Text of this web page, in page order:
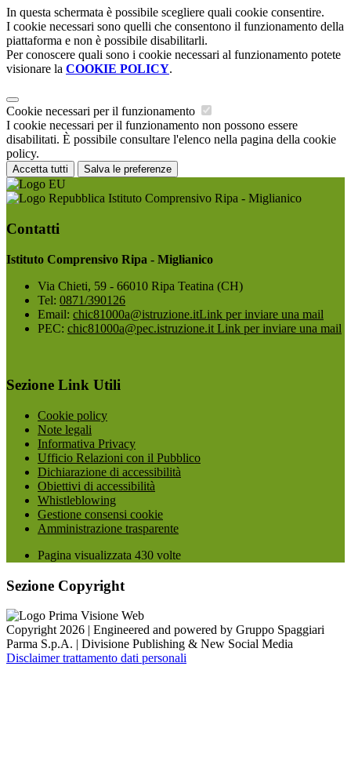
In questa schermata è possibile scegliere quali cookie consentire.
I cookie necessari sono quelli che consentono il funzionamento della
piattaforma e non è possibile disabilitarli.
Per conoscere quali sono i cookie necessari al funzionamento potete
visionare la COOKIE POLICY.
Cookie necessari per il funzionamento
I cookie necessari per il funzionamento non possono essere
disabilitati. È possibile consultare l'elenco nella pagina della cookie
policy.
Accetta tutti Salva le preferenze
Istituto Comprensivo Ripa - Miglianico
Contatti
Istituto Comprensivo Ripa - Miglianico
Via Chieti, 59 - 66010 Ripa Teatina (CH)
Tel: 0871/390126
Email: chic81000a@istruzione.itLink per inviare una mail
PEC: chic81000a@pec.istruzione.it Link per inviare una mail
Sezione Link Utili
Cookie policy
Note legali
Informativa Privacy
Ufficio Relazioni con il Pubblico
Dichiarazione di accessibilità
Obiettivi di accessibilità
Whistleblowing
Gestione consensi cookie
Amministrazione trasparente
Pagina visualizzata 430 volte
Sezione Copyright
Copyright 2026 | Engineered and powered by Gruppo Spaggiari
Parma S.p.A. | Divisione Publishing & New Social Media
Disclaimer trattamento dati personali